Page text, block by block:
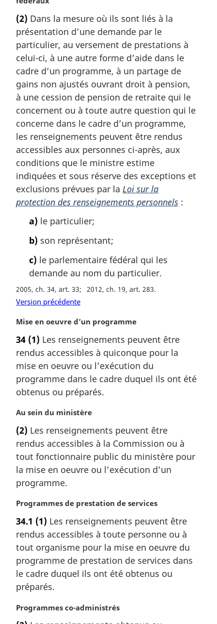
e
m
a
r
i
n
a
l
:
(2) Dans la mesure où ils sont liés à la
présentation d’une demande par le
particulier, au versement de prestations à
celui-ci, à une autre forme d’aide dans le
cadre d’un programme, à un partage de
gains non ajustés ouvrant droit à pension,
à une cession de pension de retraite qui le
concernent ou à toute autre question qui le
concerne dans le cadre d’un programme,
les renseignements peuvent être rendus
accessibles aux personnes ci-après, aux
conditions que le ministre estime
indiquées et sous réserve des exceptions et
exclusions prévues par la Loi sur la
protection des renseignements personnels :
a) le particulier;
b) son représentant;
c) le parlementaire fédéral qui les
demande au nom du particulier.
2005, ch. 34, art. 33 2012, ch. 19, art. 283
Version précédente
N
t
e
m
a
r
g
n
a
e
:
Mise en oeuvre d’un programme
34 (1) Les renseignements peuvent être
rendus accessibles à quiconque pour la
mise en oeuvre ou l’exécution du
programme dans le cadre duquel ils ont été
obtenus ou préparés.
N
t
e
m
a
g
n
a
e
:
Au sein du ministère
(2) Les renseignements peuvent être
rendus accessibles à la Commission ou à
tout fonctionnaire public du ministère pour
la mise en oeuvre ou l’exécution d’un
programme.
N
t
e
m
a
r
g
i
a
l
Programmes de prestation de services
34.1 (1) Les renseignements peuvent être
rendus accessibles à toute personne ou à
tout organisme pour la mise en oeuvre du
programme de prestation de services dans
le cadre duquel ils ont été obtenus ou
préparés.
N
Programmes co-administrés